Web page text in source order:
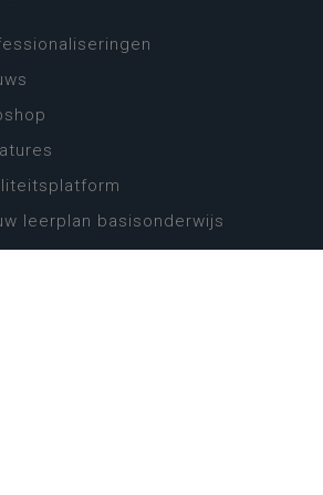
leerplan basisonderwijs
leren! Zin in leven!